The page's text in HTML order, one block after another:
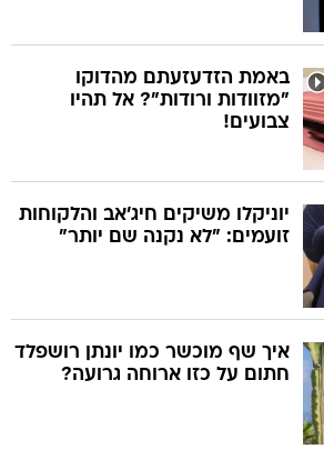
באמת הזדעזעתם מהדוקו
"מזוודות ורודות"? אל תהיו
צבועים!
יוניקלו משיקים חיג'אב והלקוחות
זועמים: "לא נקנה שם יותר"
איך שף מוכשר כמו יונתן רושפלד
חתום על כזו ארוחה גרועה?